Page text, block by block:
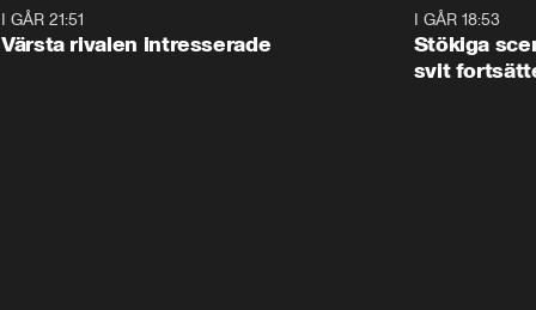
I GÅR 21:51
Värsta rivalen intresserade
I GÅR 18:53
Stökiga
svit